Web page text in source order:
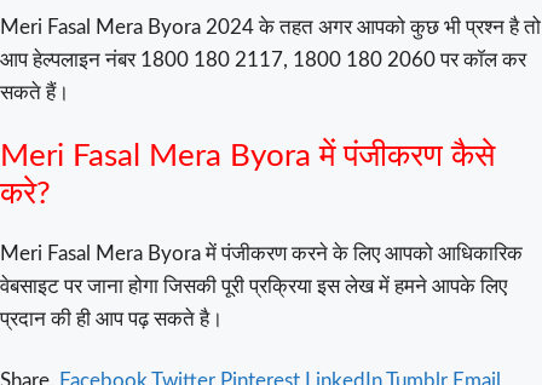
Meri Fasal Mera Byora 2024 के तहत अगर आपको कुछ भी प्रश्न है तो
आप हेल्पलाइन नंबर 1800 180 2117, 1800 180 2060 पर कॉल कर
सकते हैं।
Meri Fasal Mera Byora में पंजीकरण कैसे
करे?
Meri Fasal Mera Byora में पंजीकरण करने के लिए आपको आधिकारिक
वेबसाइट पर जाना होगा जिसकी पूरी प्रक्रिया इस लेख में हमने आपके लिए
प्रदान की ही आप पढ़ सकते है।
Share. Facebook Twitter Pinterest LinkedInTumblr Email